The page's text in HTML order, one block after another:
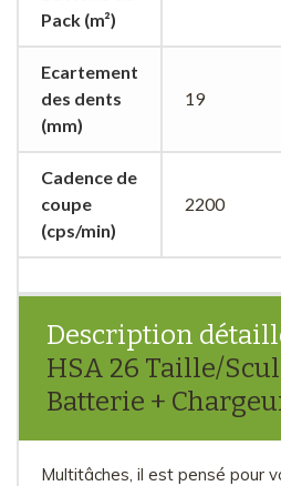
Pack (m²)
Ecartement
des dents
(mm)
19
Cadence de
coupe
(cps/min)
2200
Description
HSA 26 Taille/
Batterie +
Multitâches, il est pensé pour